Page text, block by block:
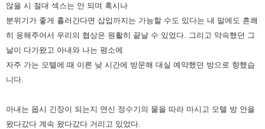
않을 시 절대 섹스는 안 되며 혹시나
분위기가 좋게 흘러간다면 삽입까지는 가능할 수도 있다는 내 말에도 흔쾌
히 응해주어서 우리의 협상은 원활히 끝날 수 있었다. 그리고 약속했던 그
날이 다가왔고 아내와 나는 평소에
자주 가는 모텔에 때 이른 낮 시간에 방문해 대실 예약했던 방으로 향했습
니다.
아내는 몹시 긴장이 되는지 연신 정수기의 물을 따라 마시고 모텔 방 안을
왔다갔다 계속 왔다갔다 거리고 있었다.